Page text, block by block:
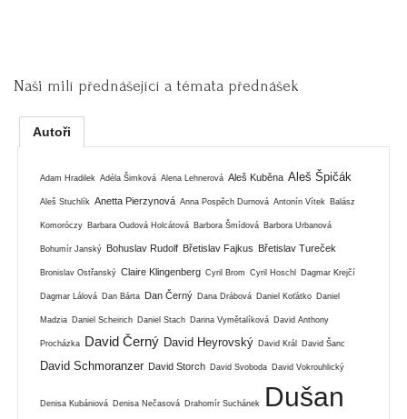
Naši milí přednášející a témata přednášek
Autoři
Adam Hradilek Adéla Šimková Alena Lehnerová Aleš Kuběna Aleš Špičák
Aleš Stuchlík Anetta Pierzynová Anna Pospěch Durnová Antonín Vítek Balász
Komoróczy Barbara Oudová Holcátová Barbora Šmídová Barbora Urbanová
Bohumír Janský Bohuslav Rudolf Břetislav Fajkus Břetislav Tureček
Bronislav Ostřanský Claire Klingenberg Cyril Brom Cyril Hoschl Dagmar Krejčí
Dagmar Lálová Dan Bárta Dan Černý Dana Drábová Daniel Koťátko Daniel
Madzia Daniel Scheirich Daniel Stach Darina Vymětalíková David Anthony
Procházka David Černý David Heyrovský David Král David Šanc
David Schmoranzer David Storch David Svoboda David Vokrouhlický
Denisa Kubániová Denisa Nečasová Drahomír Suchánek
Dušan